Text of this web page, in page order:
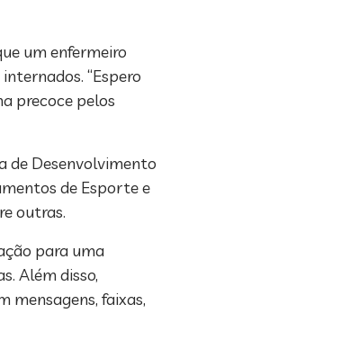
um enfermeiro
“Espero
precoce pelos
de Desenvolvimento
de Esporte e
outras.
para uma
Além disso,
mensagens, faixas,